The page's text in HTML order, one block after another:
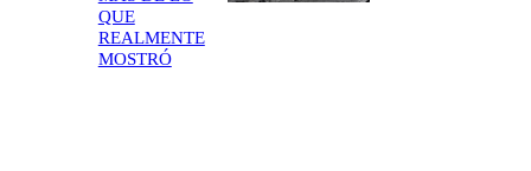
QUE
REALMENTE
MOSTRÓ